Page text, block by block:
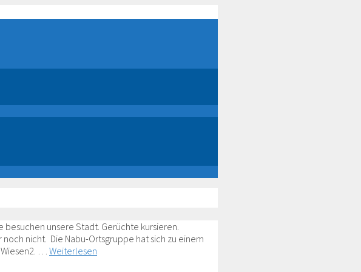
besuchen unsere Stadt. Gerüchte kursieren.
nicht. Die Nabu-Ortsgruppe hat sich zu einem
… Weiterlesen